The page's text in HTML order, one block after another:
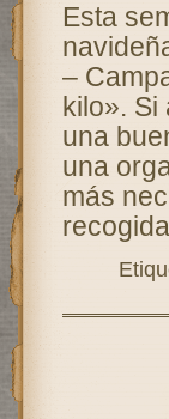
Esta
–
kilo». Si
una
una
más